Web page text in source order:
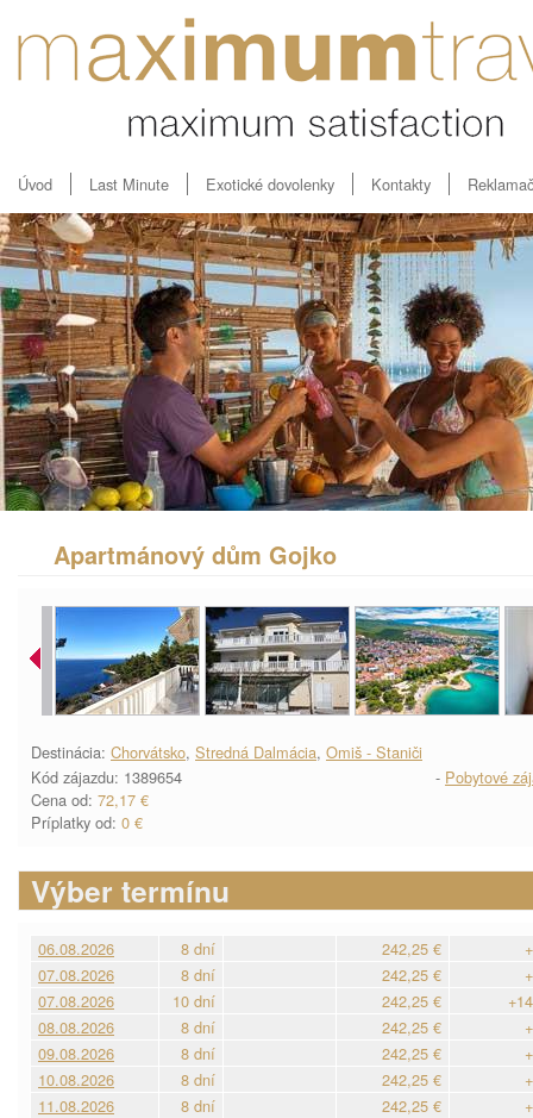
Úvod Last Minute Exotické dovolenky Kontakty
Apartmánový dům Gojko
Destinácia: Chorvátsko, Stredná Dalmácia, Omiš - Staniči
Kód zájazdu: 1389654
Cena od: 72,17 €
Príplatky od: 0 €
- Pobytové
Výber termínu
06.08.2026 8 dní 242,25 €
07.08.2026
8 dní 242,25 €
07.08.2026
10 dní 242,25 €
08.08.2026
8 dní 242,25 €
09.08.2026
8 dní 242,25 €
10.08.2026
8 dní 242,25 €
11.08.2026
8 dní 242,25 €